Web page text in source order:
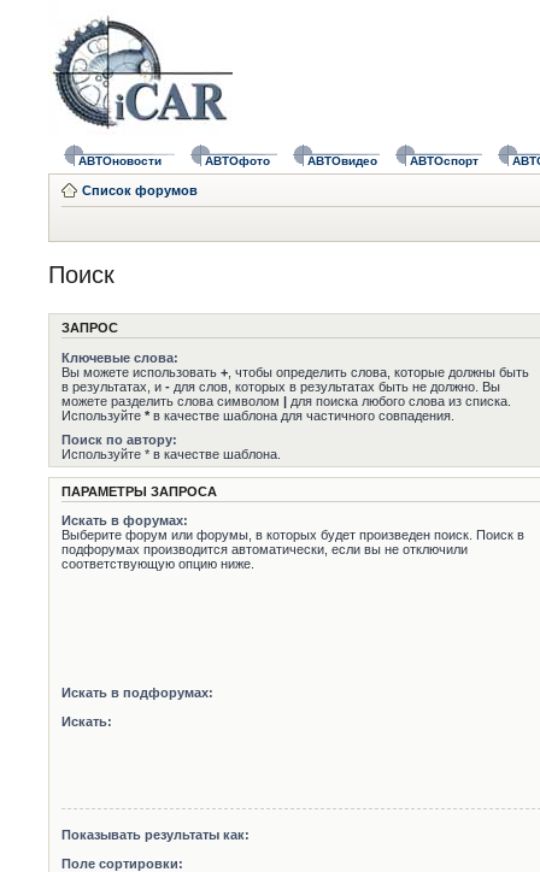
АВТОновости АВТОфото АВТОвидео АВТОспорт
Список форумов
Поиск
ЗАПРОС
Ключевые слова:
Вы можете использовать + , чтобы определить слова, которые должны быть
в результатах, и - для слов, которых в результатах быть не должно. Вы
можете разделить слова символом | для поиска любого слова из списка.
Используйте * в качестве шаблона для частичного совпадения.
Поиск по автору:
Используйте * в качестве шаблона.
ПАРАМЕТРЫ ЗАПРОСА
Искать в форумах:
Выберите форум или форумы, в которых будет произведен поиск. Поиск в
подфорумах производится автоматически, если вы не отключили
соответствующую опцию ниже.
Искать в подфорумах:
Искать:
Показывать результаты как:
Поле сортировки: